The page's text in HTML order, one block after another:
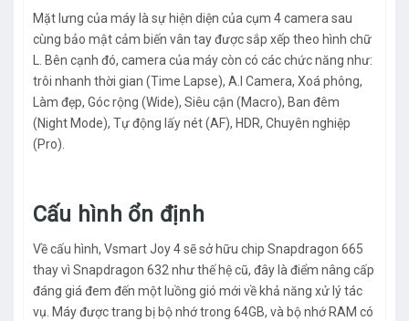
Mặt lưng của máy là sự hiện diện của cụm 4 camera sau
cùng bảo mật cảm biến vân tay được sắp xếp theo hình chữ
L. Bên cạnh đó, camera của máy còn có các chức năng như:
trôi nhanh thời gian (Time Lapse), A.I Camera, Xoá phông,
Làm đẹp, Góc rộng (Wide), Siêu cận (Macro), Ban đêm
(Night Mode), Tự động lấy nét (AF), HDR, Chuyên nghiệp
(Pro).
Cấu hình ổn định
Về cấu hình, Vsmart Joy 4 sẽ sở hữu chip Snapdragon 665
thay vì Snapdragon 632 như thế hệ cũ, đây là điểm nâng cấp
đáng giá đem đến một luồng gió mới về khả năng xử lý tác
vụ. Máy được trang bị bộ nhớ trong 64GB, và bộ nhớ RAM có